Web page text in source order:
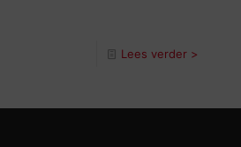
Lees verder >